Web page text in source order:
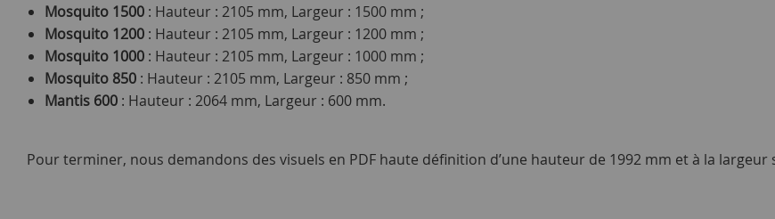
Mosquito 1500 : Hauteur : 2105 mm, Largeur : 1500 mm ;
Mosquito 1200 : Hauteur : 2105 mm, Largeur : 1200 mm ;
Mosquito 1000 : Hauteur : 2105 mm, Largeur : 1000 mm ;
Mosquito 850 : Hauteur : 2105 mm, Largeur : 850 mm ;
Mantis 600 : Hauteur : 2064 mm, Largeur : 600 mm.
Pour terminer, nous demandons des visuels en PDF haute définition d’une hauteur de 1992 mm et à la largeur